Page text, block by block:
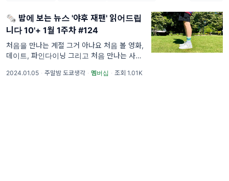
#도쿄 (33)
#시부야 (32)
#스타벅스 (28)
#츠타야 (23)
#센토 (22)
#백화점 (21)
#무라카미하루키 (21)
#사카모토류이치 (21)
#패밀리마트 (21)
🗞 밤에 보는 뉴스 '야후 재팬' 읽어드립
니다 10'+ 1월 1주차 #124
처음을 만나는 계절 그거 아나요 처음 볼 영화,
데이트, 파인다이닝 그리고 처음 만나는 사람
어요.. 새해 벽두부터 이게 웬일일까요. 무려 12
2024.01.05 · 주말밤 도쿄생각 · 멤버십 · 조회 1.01K